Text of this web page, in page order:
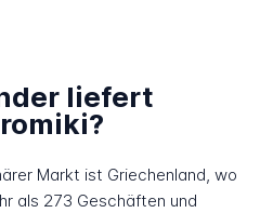
liefert
Markt ist Griechenland, wo
als 273 Geschäften und